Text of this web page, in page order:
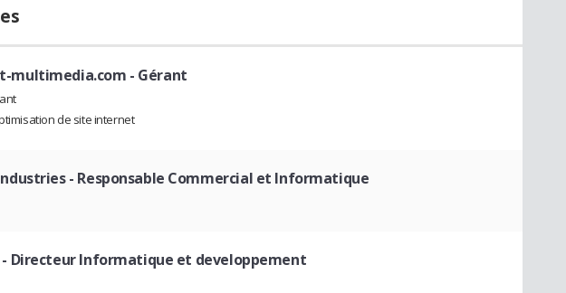
multimedia.com - Gérant
de site internet
- Responsable Commercial et Informatique
Directeur Informatique et developpement